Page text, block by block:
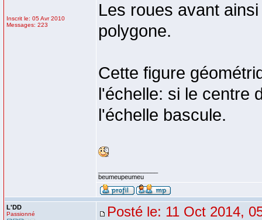
Inscrit le: 05 Avr 2010
Messages: 223
Les roues avant
polygone.
Cette figure
l'échelle: si le centre
l'échelle bascule.
beumeupeumeu
L'DD
Passionné Posté le: 11 Oct 2014,